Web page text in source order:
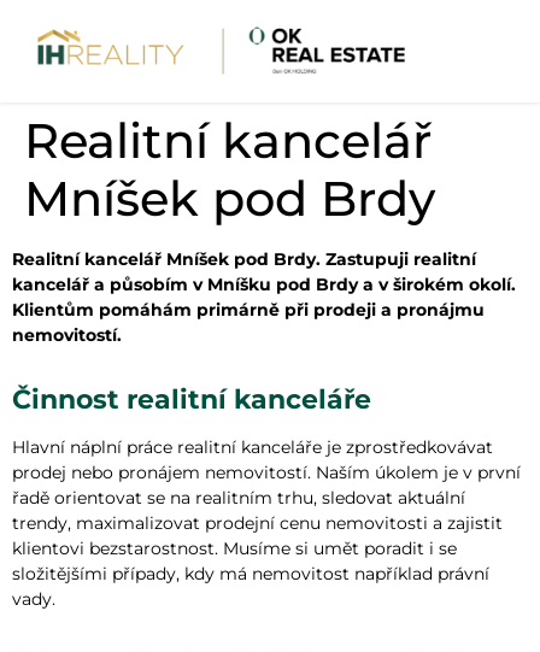
Realitní kancelář
Mníšek pod Brdy
Realitní kancelář Mníšek pod Brdy. Zastupuji realitní
kancelář a působím v Mníšku pod Brdy a v širokém okolí.
Klientům pomáhám primárně při prodeji a pronájmu
nemovitostí.
Činnost realitní kanceláře
Hlavní náplní práce realitní kanceláře je zprostředkovávat
prodej nebo pronájem nemovitostí. Naším úkolem je v první
řadě orientovat se na realitním trhu, sledovat aktuální
trendy, maximalizovat prodejní cenu nemovitosti a zajistit
klientovi bezstarostnost. Musíme si umět poradit i se
složitějšími případy, kdy má nemovitost například právní
vady.